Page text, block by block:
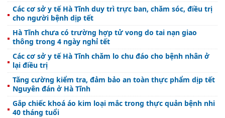
Các cơ sở y tế Hà Tĩnh duy trì trực ban, chăm sóc, điều trị
cho người bệnh dịp tết
Hà Tĩnh chưa có trường hợp tử vong do tai nạn giao
thông trong 4 ngày nghỉ tết
Các cơ sở y tế Hà Tĩnh chăm lo chu đáo cho bệnh nhân ở
lại điều trị
Tăng cường kiểm tra, đảm bảo an toàn thực phẩm dịp tết
Nguyên đán ở Hà Tĩnh
Gắp chiếc khoá áo kim loại mắc trong thực quản bệnh nhi
40 tháng tuổi